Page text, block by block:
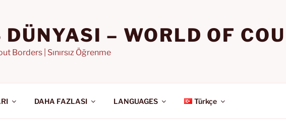
DÜNYASI – WORLD OF
Borders | Sınırsız Öğrenme
DAHA FAZLASI LANGUAGES Türkçe